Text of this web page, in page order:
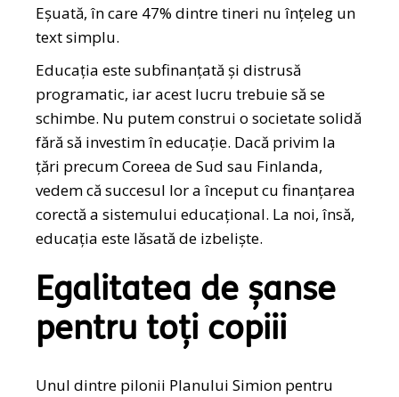
Eșuată, în care 47% dintre tineri nu înțeleg un
text simplu.
Educația este subfinanțată și distrusă
programatic, iar acest lucru trebuie să se
schimbe. Nu putem construi o societate solidă
fără să investim în educație. Dacă privim la
țări precum Coreea de Sud sau Finlanda,
vedem că succesul lor a început cu finanțarea
corectă a sistemului educațional. La noi, însă,
educația este lăsată de izbeliște.
Egalitatea de șanse
pentru toți copiii
Unul dintre pilonii Planului Simion pentru